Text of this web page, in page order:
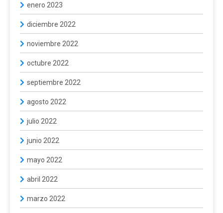
enero 2023
diciembre 2022
noviembre 2022
octubre 2022
septiembre 2022
agosto 2022
julio 2022
junio 2022
mayo 2022
abril 2022
marzo 2022